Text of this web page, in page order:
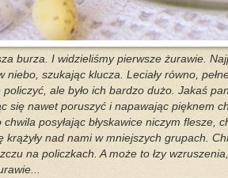
burza. I widzieliśmy pierwsze żurawie.
niebo, szukając klucza. Leciały równo,
policzyć, ale było ich bardzo dużo. Jakaś
się nawet poruszyć i napawając pięknem
chwila posyłając błyskawice niczym flesze,
krążyły nad nami w mniejszych grupach.
na policzkach. A może to łzy